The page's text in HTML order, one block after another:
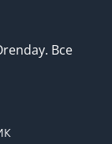
Все